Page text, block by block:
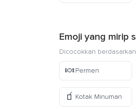
Emoji yang mirip
Dicocokkan
🍬Permen
🧃 Kotak Minuman